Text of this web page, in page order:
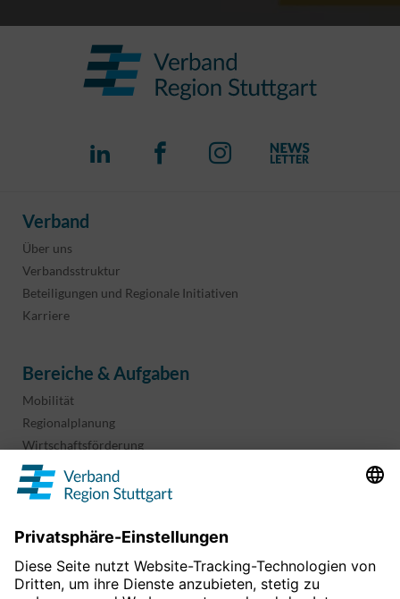
Verband
Über uns
Verbandsstruktur
Beteiligungen und Regionale Initiativen
Karriere
Bereiche & Aufgaben
Mobilität
Regionalplanung
Wirtschaftsförderung
Sport und Kultur
Projekte & Programme